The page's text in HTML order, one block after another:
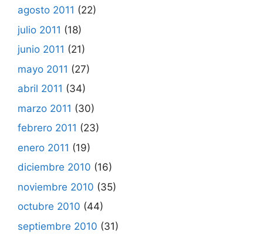
agosto 2011 (22)
julio 2011 (18)
junio 2011 (21)
mayo 2011 (27)
abril 2011 (34)
marzo 2011 (30)
febrero 2011 (23)
enero 2011 (19)
diciembre 2010 (16)
noviembre 2010 (35)
octubre 2010 (44)
septiembre 2010 (31)